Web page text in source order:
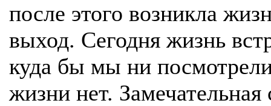
после этого возникла
выход. Сегодня жизнь
куда бы мы ни
жизни нет.